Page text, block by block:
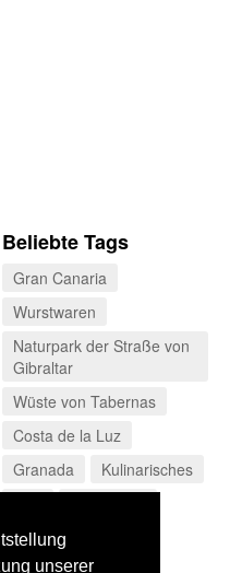
unserer
Beliebte Tags
Gran Canaria
Wurstwaren
Naturpark der Straße von
Gibraltar
Wüste von Tabernas
Costa de la Luz
Granada
Kulinarisches
La Rioja